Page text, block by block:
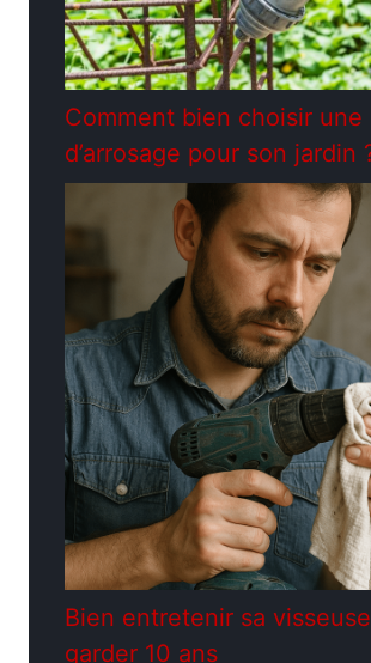
Comment bien choisir une
d’arrosage pour son jardin
Bien entretenir sa
garder 10 ans